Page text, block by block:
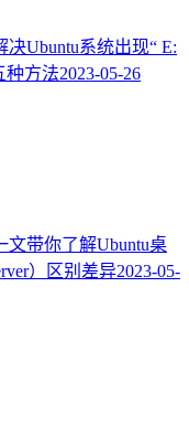
决Ubuntu系统出现“ E:
种方法2023-05-26
文带你了解Ubuntu桌
）区别差异2023-05-